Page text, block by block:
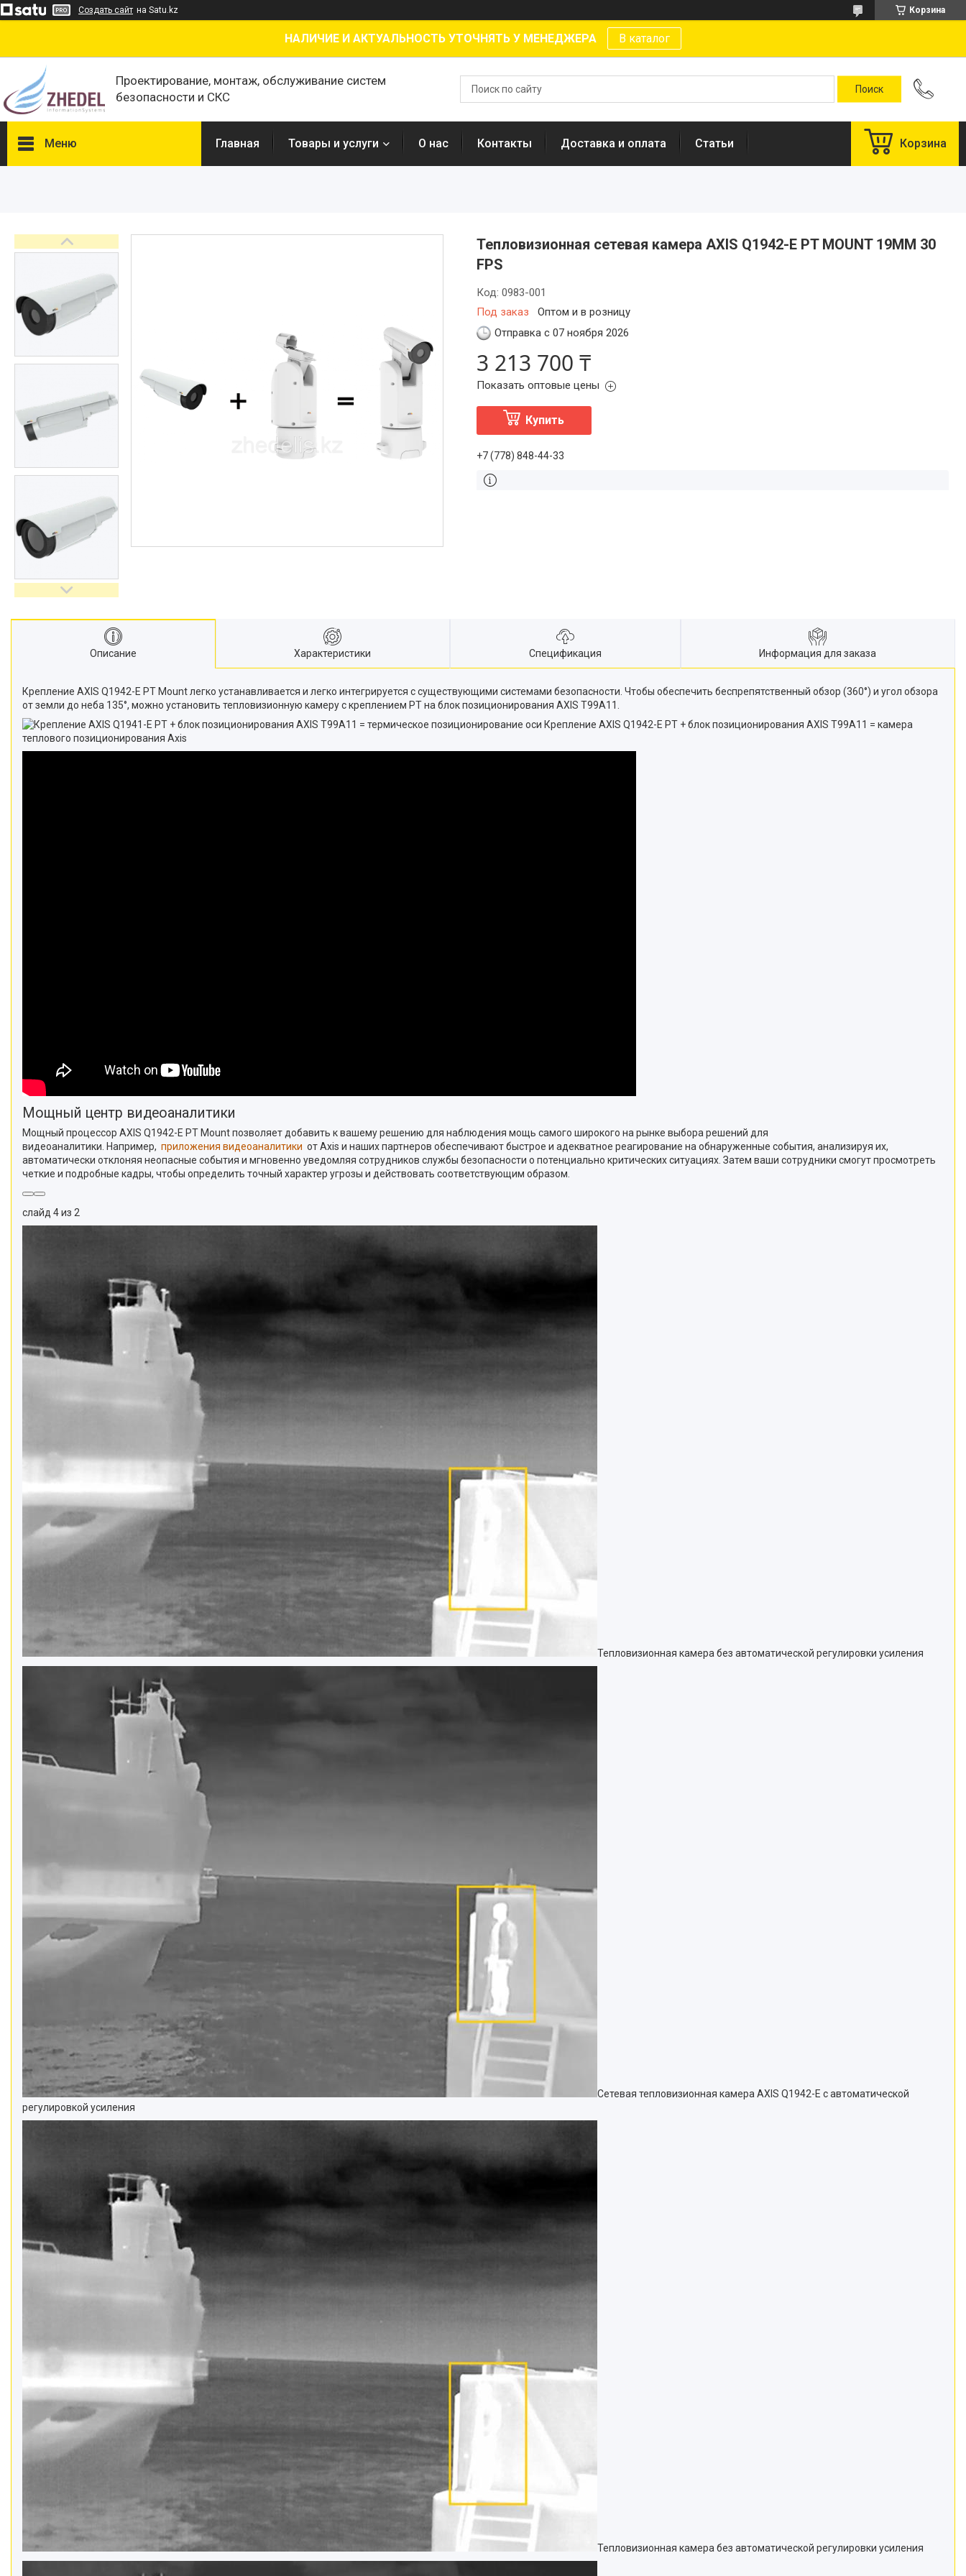
Создать сайт на Satu.kz Корзина
НАЛИЧИЕ И АКТУАЛЬНОСТЬ УТОЧНЯТЬ У МЕНЕДЖЕРА В каталог
Проектирование, монтаж, обслуживание систем
безопасности и СКС
Меню
Сертификаты
Главная Товары и услуги О нас Контакты Доставка и оплата Статьи Корзина
Тепловизионная сетевая камера AXIS Q1942-E PT MOUNT 19MM 30
FPS
Под заказ Оптом и в розницу
Код: 0983-001
Отправка с 07 ноября 2026
3 213 700 ₸
Показать оптовые цены
Купить
+7 (778) 848-44-33
Описание Характеристики Спецификация Информация для заказа
Крепление AXIS Q1942-E PT Mount легко устанавливается и легко интегрируется с существующими системами безопасности. Чтобы обеспечить беспрепятственный обзор (360°) и угол обзора
от земли до неба 135°, можно установить тепловизионную камеру с креплением PT на блок позиционирования AXIS T99A11.
Крепление AXIS Q1942-E PT + блок позиционирования AXIS T99A11 = камера
теплового позиционирования Axis
Мощный центр видеоаналитики
Мощный процессор AXIS Q1942-E PT Mount позволяет добавить к вашему решению для наблюдения мощь самого широкого на рынке выбора решений для
видеоаналитики. Например, приложения видеоаналитики от Axis и наших партнеров обеспечивают быстрое и адекватное реагирование на обнаруженные события, анализируя их,
автоматически отклоняя неопасные события и мгновенно уведомляя сотрудников службы безопасности о потенциально критических ситуациях. Затем ваши сотрудники смогут просмотреть
четкие и подробные кадры, чтобы определить точный характер угрозы и действовать соответствующим образом.
слайд 4 из 2
Тепловизионная камера без автоматической регулировки усиления
Сетевая тепловизионная камера AXIS Q1942-E с автоматической
регулировкой усиления
Тепловизионная камера без автоматической регулировки усиления